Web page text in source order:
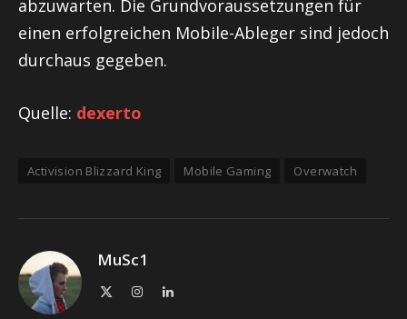
abzuwarten. Die Grundvoraussetzungen für
einen erfolgreichen Mobile-Ableger sind jedoch
durchaus gegeben.
Quelle: dexerto
Activision Blizzard King Mobile Gaming Overwatch
MuSc1
InstagramLinkedIn